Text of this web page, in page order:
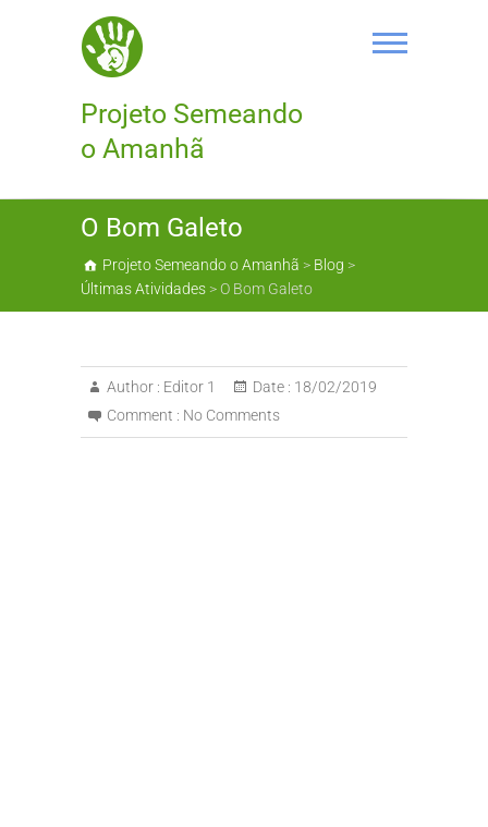
Projeto Semeando
o Amanhã
O Bom Galeto
Projeto Semeando o Amanhã > Blog >
Últimas Atividades >O Bom Galeto
Author : Editor 1 Date : 18/02/2019
Comment : No Comments